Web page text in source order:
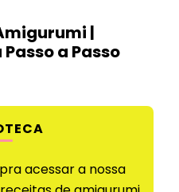
|
a Passo
acessar a nossa